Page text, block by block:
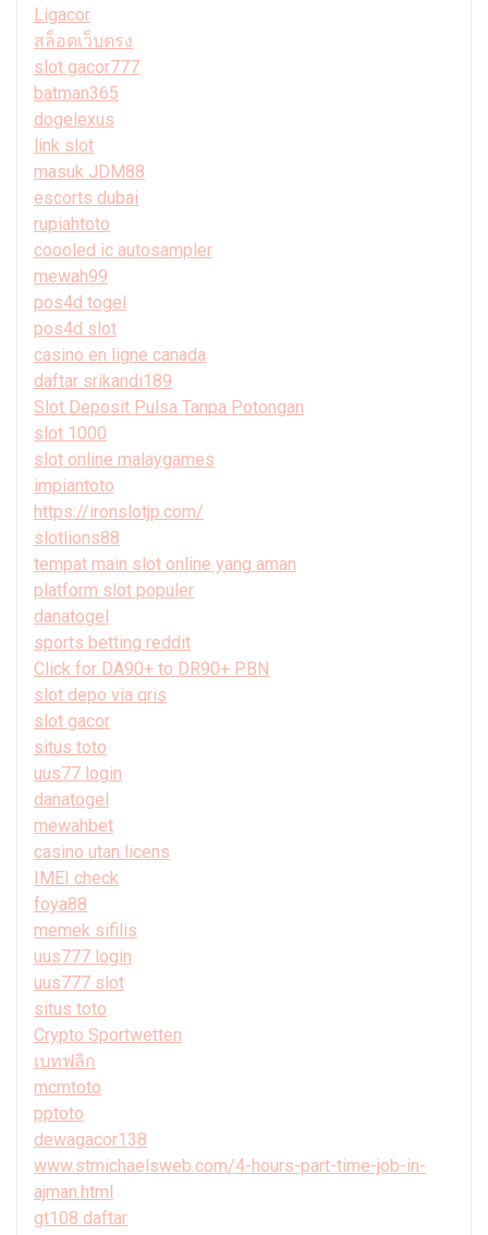
Ligacor
สล็อตเว็บตรง
slot gacor777
batman365
dogelexus
link slot
masuk JDM88
escorts dubai
rupiahtoto
coooled ic autosampler
mewah99
pos4d togel
pos4d slot
casino en ligne canada
daftar srikandi189
Slot Deposit Pulsa Tanpa Potongan
slot 1000
slot online malaygames
impiantoto
https://ironslotjp.com/
slotlions88
tempat main slot online yang aman
platform slot populer
danatogel
sports betting reddit
Click for DA90+ to DR90+ PBN
slot depo via qris
slot gacor
situs toto
uus77 login
danatogel
mewahbet
casino utan licens
IMEI check
foya88
memek sifilis
uus777 login
uus777 slot
situs toto
Crypto Sportwetten
เบทฟลิก
mcmtoto
pptoto
dewagacor138
www.stmichaelsweb.com/4-hours-part-time-job-in-
ajman.html
gt108 daftar